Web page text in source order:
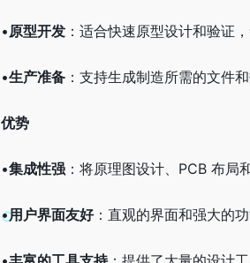
•原型开发 ：适合快速原型设计和验证
•生产准备 ：支持生成制造所需的文件
优势
•集成性强 ：将原理图设计、PCB 布局
•用户界面友好：直观的界面和强大的